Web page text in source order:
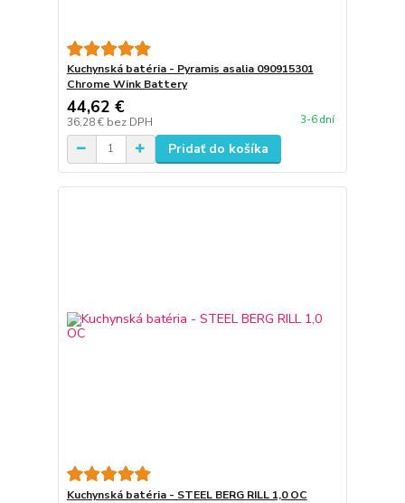
Kuchynská batéria - Pyramis asalia 090915301
Chrome Wink Battery
44,62 €
36,28 € bez DPH 3-6 dní
Pridať do košíka
Kuchynská batéria - STEEL BERG RILL 1,0 OC